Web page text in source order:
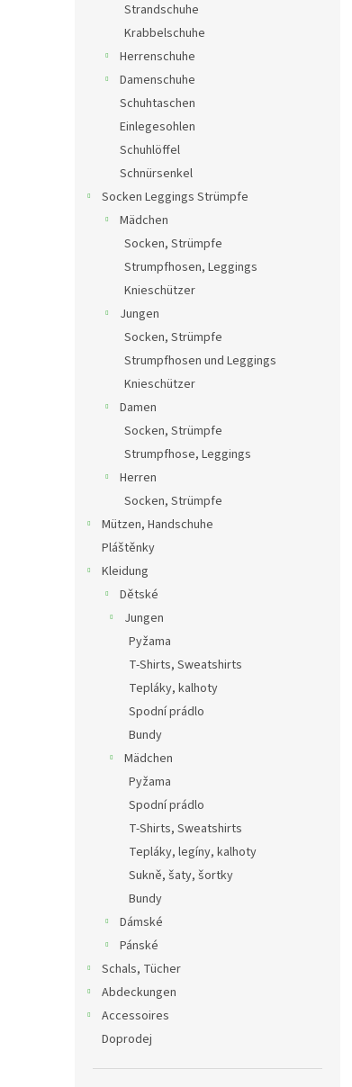
Strandschuhe
Krabbelschuhe
Herrenschuhe
Damenschuhe
Schuhtaschen
Einlegesohlen
Schuhlöffel
Schnürsenkel
Socken Leggings Strümpfe
Mädchen
Socken, Strümpfe
Strumpfhosen, Leggings
Knieschützer
Jungen
Socken, Strümpfe
Strumpfhosen und Leggings
Knieschützer
Damen
Socken, Strümpfe
Strumpfhose, Leggings
Herren
Socken, Strümpfe
Mützen, Handschuhe
Pláštěnky
Kleidung
Dětské
Jungen
Pyžama
T-Shirts, Sweatshirts
Tepláky, kalhoty
Spodní prádlo
Bundy
Mädchen
Pyžama
Spodní prádlo
T-Shirts, Sweatshirts
Tepláky, legíny, kalhoty
Sukně, šaty, šortky
Bundy
Dámské
Pánské
Schals, Tücher
Abdeckungen
Accessoires
Doprodej